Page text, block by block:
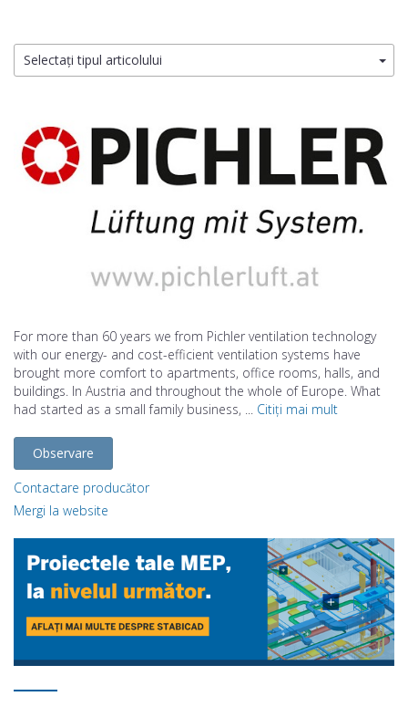
Selectați tipul articolului
For more than 60 years we from Pichler ventilation technology
with our energy- and cost-efficient ventilation systems have
brought more comfort to apartments, office rooms, halls, and
buildings. In Austria and throughout the whole of Europe. What
had started as a small family business, ... Citiți mai mult
Observare
Contactare producător
Mergi la website